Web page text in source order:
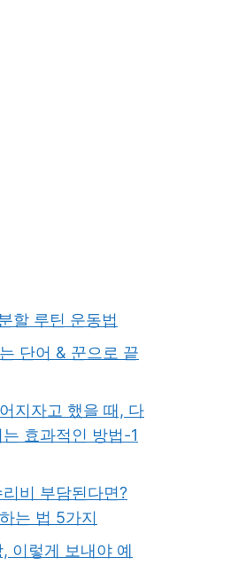
할 루틴 운동법
단어 & 꾼으로 끝
지자고 했을 때, 다
효과적인 방법-1
비 부담된다면?
는 법 5가지
이렇게 보내야 예